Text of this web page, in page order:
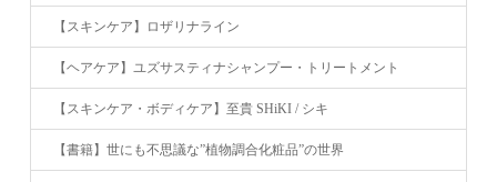
【スキンケア】ロザリナライン
【ヘアケア】ユズサスティナシャンプー・トリートメント
【スキンケア・ボディケア】至貴 SHiKI / シキ
【書籍】世にも不思議な”植物調合化粧品”の世界